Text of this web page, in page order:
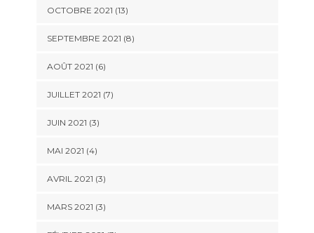
OCTOBRE 2021 (13)
SEPTEMBRE 2021 (8)
AOÛT 2021 (6)
JUILLET 2021 (7)
JUIN 2021 (3)
MAI 2021 (4)
AVRIL 2021 (3)
MARS 2021 (3)